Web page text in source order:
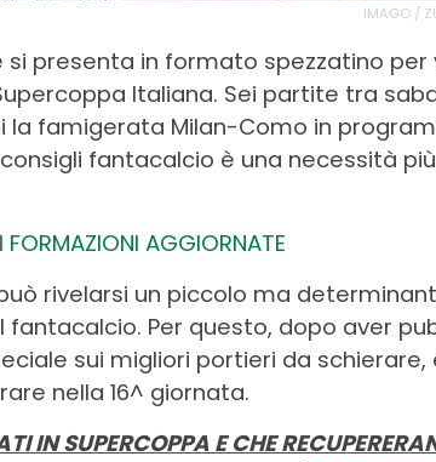
IMAGO /
si presenta in formato spezzatino per
Italiana. Sei partite tra
la famigerata Milan-Como in
fantacalcio è una necessità
FORMAZIONI AGGIORNATE
rivelarsi un piccolo ma
Per questo, dopo aver
sui migliori portieri da schierare,
nella 16^ giornata.
IN SUPERCOPPA E CHE